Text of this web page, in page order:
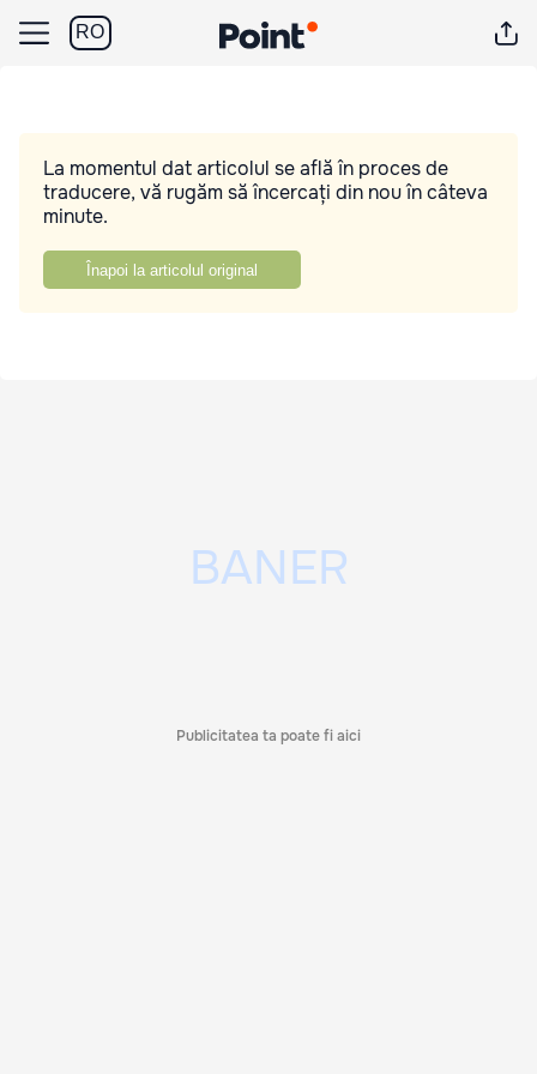
RO
La momentul dat articolul se află în proces de
traducere, vă rugăm să încercați din nou în câteva
minute.
Înapoi la articolul original
Publicitatea ta poate fi aici